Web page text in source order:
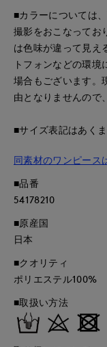
■カラーについては
撮影をおこなってお
は色味が違って見え
トフォンなどの環
場合もございます。
由となりませんので
■サイズ表記はあく
同素材のワンピース
■品番
54178210
■原産国
日本
■クオリティ
ポリエステル100%
■取扱い方法